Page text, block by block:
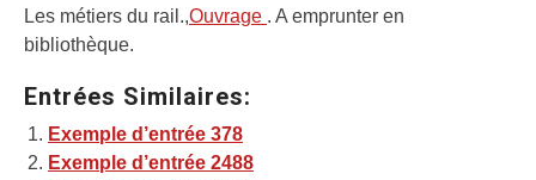
Les métiers du rail.,Ouvrage . A emprunter en
bibliothèque.
Entrées Similaires:
Exemple d’entrée 378
Exemple d’entrée 2488